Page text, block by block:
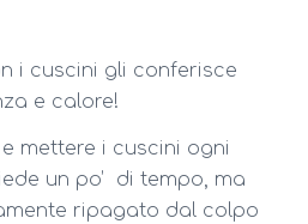
i cuscini gli conferisce
e calore!
mettere i cuscini ogni
un po’ di tempo, ma
ripagato dal colpo